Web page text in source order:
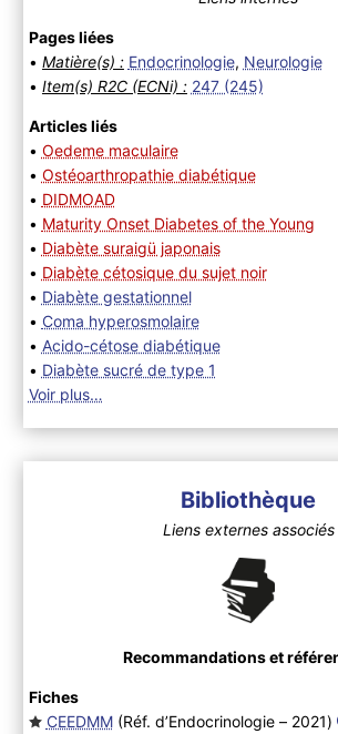
Pages liées
• Matière(s) : Endocrinologie, Neurologie
• Item(s) R2C (ECNi) : 247 (245)
Articles liés
• Oedeme maculaire
• Ostéoarthropathie diabétique
• DIDMOAD
• Maturity Onset Diabetes of the Young
• Diabète suraigü japonais
• Diabète cétosique du sujet noir
• Diabète gestationnel
• Coma hyperosmolaire
• Acido-cétose diabétique
• Diabète sucré de type 1
Voir plus…
Bibliothèque
Liens externes associés
Recommandations et
Fiches
CEEDMM(Réf. d’Endocrinologie – 2021)